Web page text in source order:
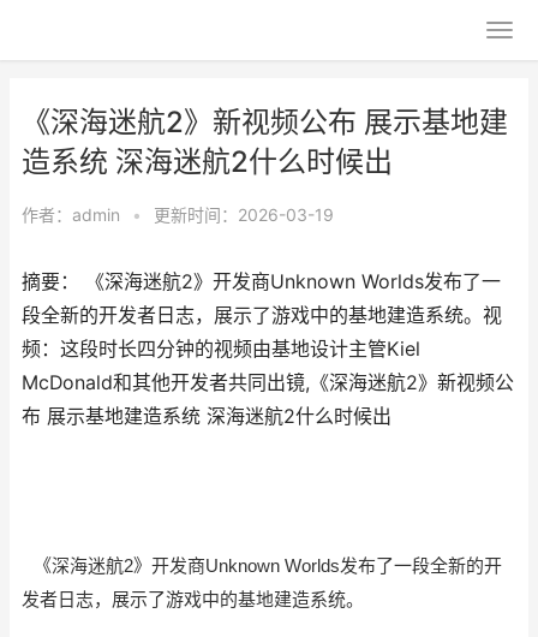
《深海迷航2》新视频公布 展示基地建
造系统 深海迷航2什么时候出
作者： admin • 更新时间：2026-03-19
摘要： 《深海迷航2》开发商Unknown Worlds发布了一
段全新的开发者日志，展示了游戏中的基地建造系统。视
频：这段时长四分钟的视频由基地设计主管Kiel
McDonald和其他开发者共同出镜,《深海迷航2》新视频公
布 展示基地建造系统 深海迷航2什么时候出
《深海迷航2》开发商Unknown Worlds发布了一段全新的开
发者日志，展示了游戏中的基地建造系统。